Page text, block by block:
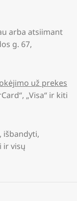
arba atsiimant
g. 67,
už prekes
„Visa“ ir kiti
išbandyti,
ir visų